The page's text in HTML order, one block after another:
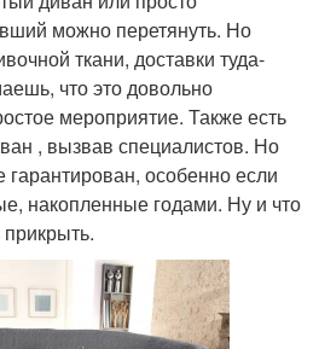
можно перетянуть. Но
ткани, доставки туда-
что это довольно
мероприятие. Также есть
, вызвав специалистов. Но
гарантирован, особенно если
накопленные годами. Ну и что